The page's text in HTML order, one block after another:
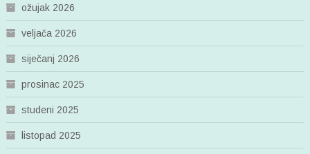
ožujak 2026
veljača 2026
siječanj 2026
prosinac 2025
studeni 2025
listopad 2025